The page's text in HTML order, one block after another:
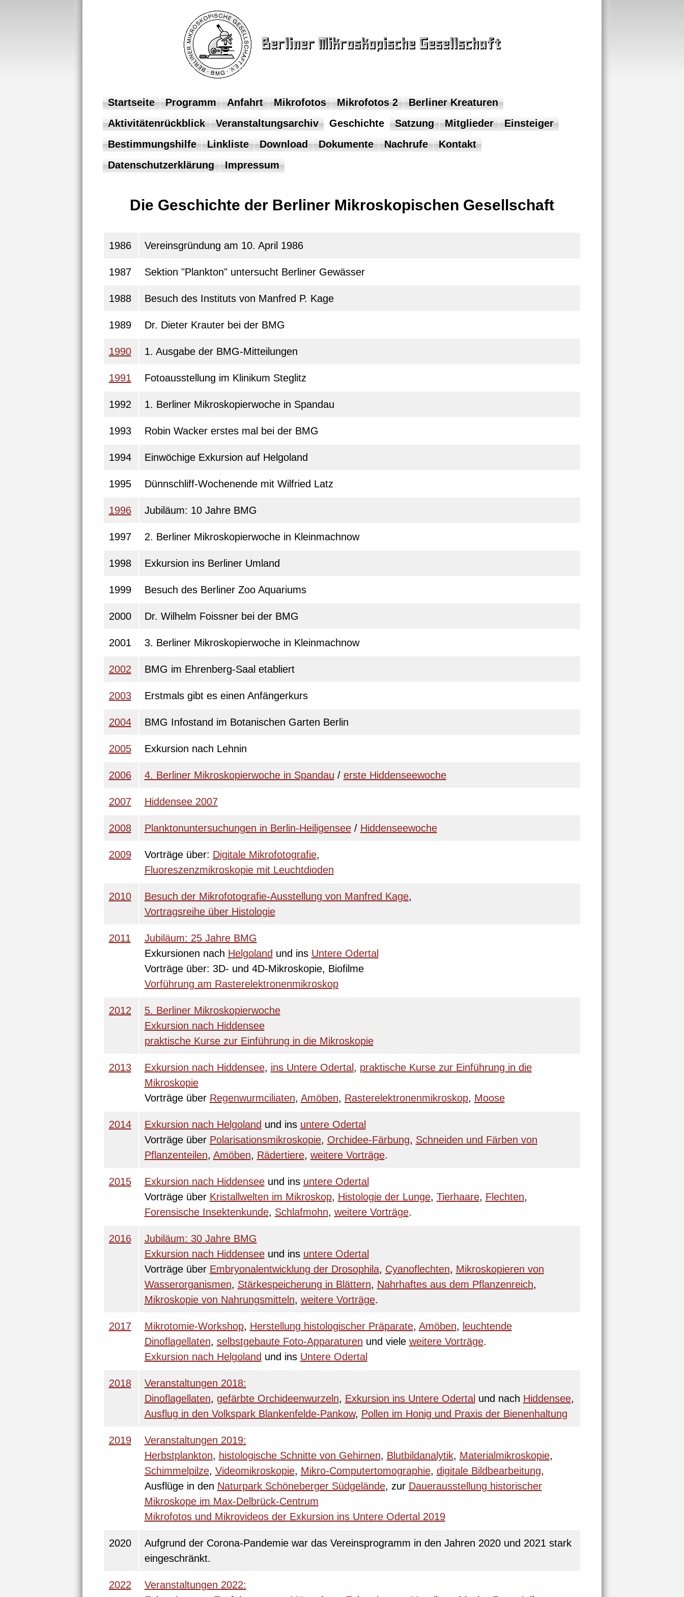
Startseite Programm Anfahrt Mikrofotos Mikrofotos 2
Berliner Kreaturen
Aktivitätenrückblick
Veranstaltungsarchiv Geschichte Satzung Mitglieder
Einsteiger
Bestimmungshilfe
Linkliste Download Dokumente Nachrufe
Kontakt
Datenschutzerklärung
Impressum
Die Geschichte der Berliner Mikroskopischen Gesellschaft
1986 Vereinsgründung am 10. April 1986
1987 Sektion "Plankton" untersucht Berliner Gewässer
1988 Besuch des Instituts von Manfred P. Kage
1989 Dr. Dieter Krauter bei der BMG
1990 1. Ausgabe der BMG-Mitteilungen
1991 Fotoausstellung im Klinikum Steglitz
1992 1. Berliner Mikroskopierwoche in Spandau
1993 Robin Wacker erstes mal bei der BMG
1994 Einwöchige Exkursion auf Helgoland
1995 Dünnschliff-Wochenende mit Wilfried Latz
1996 Jubiläum: 10 Jahre BMG
1997 2. Berliner Mikroskopierwoche in Kleinmachnow
1998 Exkursion ins Berliner Umland
1999 Besuch des Berliner Zoo Aquariums
2000 Dr. Wilhelm Foissner bei der BMG
2001 3. Berliner Mikroskopierwoche in Kleinmachnow
2002 BMG im Ehrenberg-Saal etabliert
2003 Erstmals gibt es einen Anfängerkurs
2004 BMG Infostand im Botanischen Garten Berlin
2005 Exkursion nach Lehnin
2006 4. Berliner Mikroskopierwoche in Spandau / erste Hiddenseewoche
2007 Hiddensee 2007
2008 Planktonuntersuchungen in Berlin-Heiligensee/ Hiddenseewoche
2009 Vorträge über: Digitale Mikrofotografie,
Fluoreszenzmikroskopie mit Leuchtdioden
2010 Besuch der Mikrofotografie-Ausstellung von Manfred Kage,
Vortragsreihe über Histologie
2011
Jubiläum: 25 Jahre BMG
Exkursionen nach Helgoland und ins Untere Odertal
Vorträge über: 3D- und 4D-Mikroskopie, Biofilme
Vorführung am Rasterelektronenmikroskop
2012
5. Berliner Mikroskopierwoche
Exkursion nach Hiddensee
praktische Kurse zur Einführung in die Mikroskopie
2013 Exkursion nach Hiddensee, ins Untere Odertal , praktische Kurse zur Einführung in die
Mikroskopie
Vorträge über Regenwurmciliaten, Amöben, Rasterelektronenmikroskop, Moose
2014 Exkursion nach Helgoland und ins untere Odertal
Vorträge über Polarisationsmikroskopie, Orchidee-Färbung, Schneiden und Färben von
Pflanzenteilen, Amöben, Rädertiere, weitere Vorträge.
2015 Exkursion nach Hiddenseeund ins untere Odertal
Vorträge über Kristallwelten im Mikroskop, Histologie der Lunge, Tierhaare, Flechten,
Forensische Insektenkunde, Schlafmohn, weitere Vorträge.
2016
Jubiläum: 30 Jahre BMG
Exkursion nach Hiddenseeund ins untere Odertal
Vorträge über Embryonalentwicklung der Drosophila, Cyanoflechten, Mikroskopieren von
Wasserorganismen, Stärkespeicherung in Blättern, Nahrhaftes aus dem Pflanzenreich,
Mikroskopie von Nahrungsmitteln, weitere Vorträge.
2017 Mikrotomie-Workshop, Herstellung histologischer Präparate, Amöben, leuchtende
Dinoflagellaten, selbstgebaute Foto-Apparaturen und viele weitere Vorträge.
Exkursion nach Helgoland und ins Untere Odertal
2018
Veranstaltungen 2018:
Dinoflagellaten, gefärbte Orchideenwurzeln, Exkursion ins Untere Odertal und nach Hiddensee,
Ausflug in den Volkspark Blankenfelde-Pankow, Pollen im Honig und Praxis der Bienenhaltung
2019
Veranstaltungen 2019:
Herbstplankton, histologische Schnitte von Gehirnen, Blutbildanalytik, Materialmikroskopie,
Schimmelpilze, Videomikroskopie, Mikro-Computertomographie, digitale Bildbearbeitung,
Ausflüge in den Naturpark Schöneberger Südgelände, zur Dauerausstellung historischer
Mikroskope im Max-Delbrück-Centrum
Mikrofotos und Mikrovideos der Exkursion ins Untere Odertal 2019
2020
Aufgrund der Corona-Pandemie war das Vereinsprogramm in den Jahren 2020 und 2021 stark
eingeschränkt.
2022
Veranstaltungen 2022: